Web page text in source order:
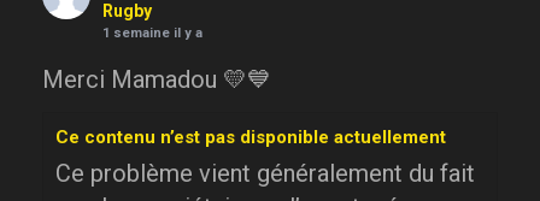
Rugby
1 semaine il y a
Merci Mamadou 💛💙
Ce contenu n’est pas disponible actuellement
Ce problème vient généralement du fait